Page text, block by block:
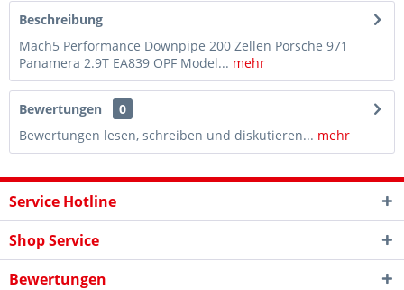
Beschreibung
Mach5 Performance Downpipe 200 Zellen Porsche 971
Panamera 2.9T EA839 OPF Model... mehr
Bewertungen
0
Bewertungen lesen, schreiben und diskutieren... mehr
Service Hotline
Shop Service
Bewertungen